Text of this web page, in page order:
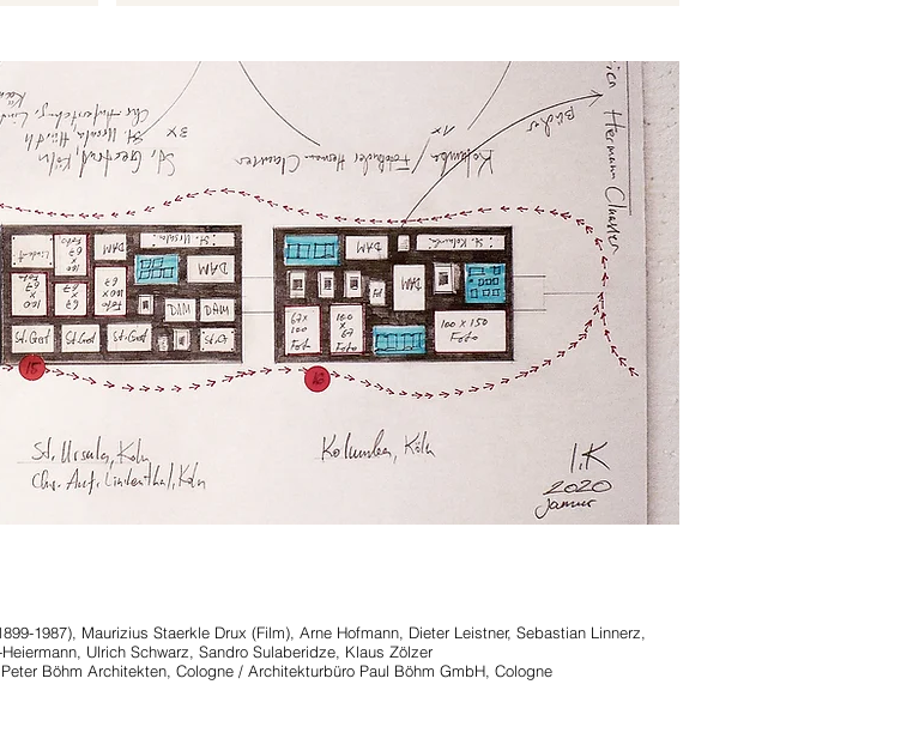
1987), Maurizius Staerkle Drux (Film), Arne Hofmann, Dieter Leistner, Sebastian Linnerz,
Ulrich Schwarz, Sandro Sulaberidze, Klaus Zölzer
Böhm Architekten, Cologne / Architekturbüro Paul Böhm GmbH, Cologne